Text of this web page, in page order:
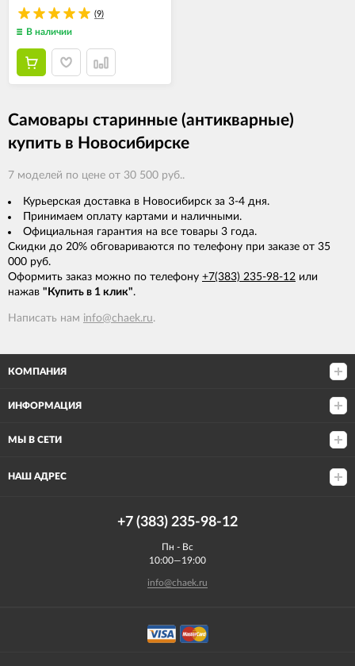
(9)
В наличии
Самовары старинные (антикварные)
купить в Новосибирске
7 моделей по цене от 30 500 руб..
Курьерская доставка в Новосибирск за 3-4 дня.
Принимаем оплату картами и наличными.
Официальная гарантия на все товары 3 года.
Скидки до 20% обговариваются по телефону при заказе от 35
000 руб.
Оформить заказ можно по телефону +7(383) 235-98-12 или
нажав "Купить в 1 клик".
Написать нам info@chaek.ru.
КОМПАНИЯ
ИНФОРМАЦИЯ
МЫ В СЕТИ
НАШ АДРЕС
+7 (383) 235-98-12
Пн - Вс
10:00—19:00
info@chaek.ru